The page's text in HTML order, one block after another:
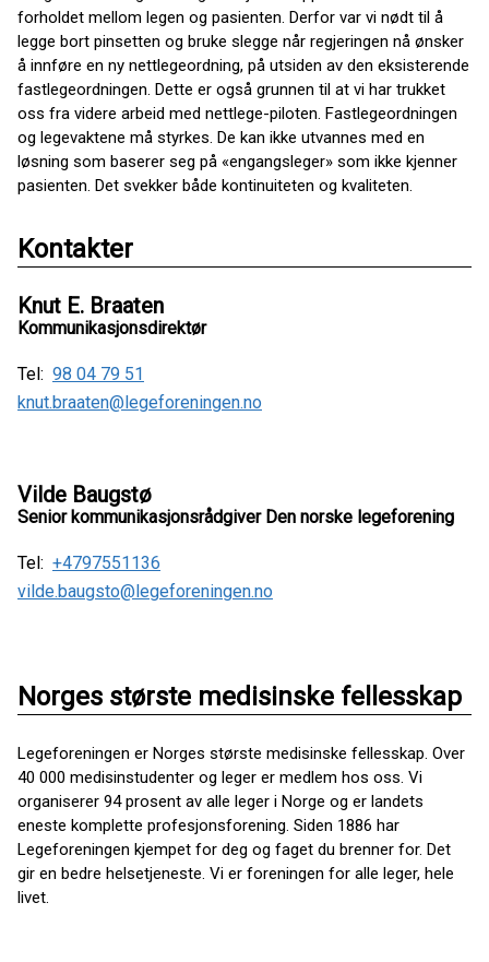
forholdet mellom legen og pasienten. Derfor var vi nødt til å
legge bort pinsetten og bruke slegge når regjeringen nå ønsker
å innføre en ny nettlegeordning, på utsiden av den eksisterende
fastlegeordningen. Dette er også grunnen til at vi har trukket
oss fra videre arbeid med nettlege-piloten. Fastlegeordningen
og legevaktene må styrkes. De kan ikke utvannes med en
løsning som baserer seg på «engangsleger» som ikke kjenner
pasienten. Det svekker både kontinuiteten og kvaliteten.
Kontakter
Knut E. Braaten
Kommunikasjonsdirektør
Tel: 98 04 79 51
knut.braaten@legeforeningen.no
Vilde Baugstø
Senior kommunikasjonsrådgiver Den norske legeforening
Tel: +4797551136
vilde.baugsto@legeforeningen.no
Norges største medisinske fellesskap
Legeforeningen er Norges største medisinske fellesskap. Over
40 000 medisinstudenter og leger er medlem hos oss. Vi
organiserer 94 prosent av alle leger i Norge og er landets
eneste komplette profesjonsforening. Siden 1886 har
Legeforeningen kjempet for deg og faget du brenner for. Det
gir en bedre helsetjeneste. Vi er foreningen for alle leger, hele
livet.